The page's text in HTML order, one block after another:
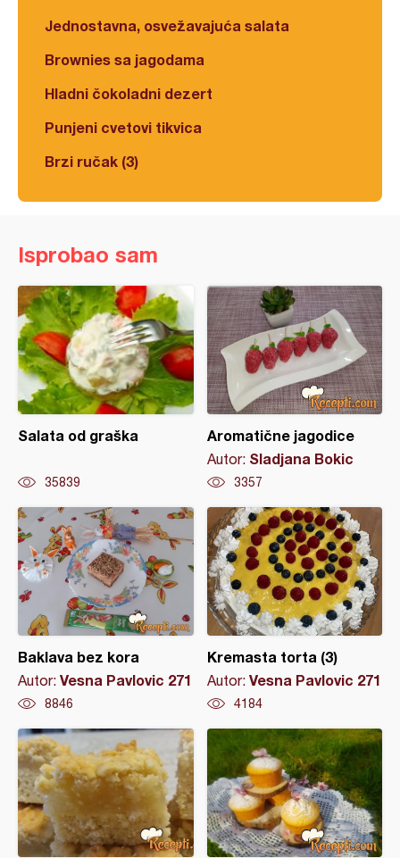
Jednostavna, osvežavajuća salata
Brownies sa jagodama
Hladni čokoladni dezert
Punjeni cvetovi tikvica
Brzi ručak (3)
Isprobao sam
Salata od graška
35839
Aromatične jagodice
Autor: Sladjana Bokic
3357
Baklava bez kora
Autor: Vesna Pavlovic 271
8846
Kremasta torta (3)
Autor: Vesna Pavlovic 271
4184